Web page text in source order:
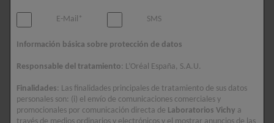
mejora la elasticidad, clínicamente probado.
BENEFICIOS
Al instante, la piel está intensamente rehidratada,
E-Mail* SMS
Información básica sobre protección de datos
Responsable del tratamiento: L’Oréal España, S.A.U.
Finalidades: Las finalidades principales de tratamiento de sus datos
personales son: (i) el envío de comunicaciones comerciales y
promocionales por comunicación directa de Laboratorios Vichy a